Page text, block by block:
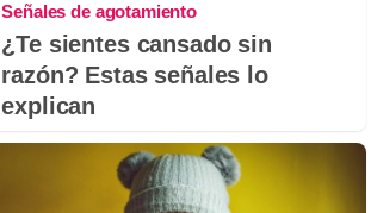
Señales de agotamiento
¿Te sientes cansado sin
razón? Estas señales lo
explican